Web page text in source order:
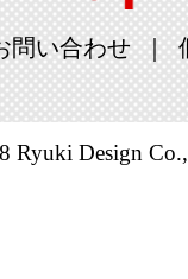
問い合わせ
Ryuki Design